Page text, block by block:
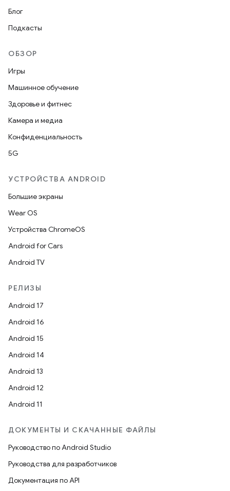
Блог
Подкасты
ОБЗОР
Игры
Машинное обучение
Здоровье и фитнес
Камера и медиа
Конфиденциальность
5G
УСТРОЙСТВА ANDROID
Большие экраны
Wear OS
Устройства ChromeOS
Android for Cars
Android TV
РЕЛИЗЫ
Android 17
Android 16
Android 15
Android 14
Android 13
Android 12
Android 11
ДОКУМЕНТЫ И СКАЧАННЫЕ ФАЙЛЫ
Руководство по Android Studio
Руководства для разработчиков
Документация по API